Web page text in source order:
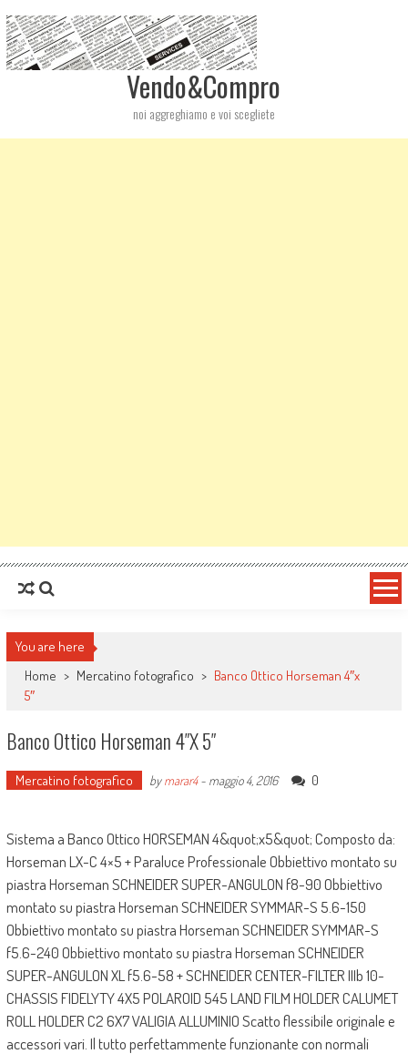
Vendo&Compro
noi aggreghiamo e voi scegliete
You are here
Home > Mercatino fotografico > Banco Ottico Horseman 4″x
5″
Banco Ottico Horseman 4″x 5″
Mercatino fotografico bymarar4- maggio 4, 2016 0
Sistema a Banco Ottico HORSEMAN 4&quot;x5&quot; Composto da:
Horseman LX-C 4×5 + Paraluce Professionale Obbiettivo montato su
piastra Horseman SCHNEIDER SUPER-ANGULON f8-90 Obbiettivo
montato su piastra Horseman SCHNEIDER SYMMAR-S 5.6-150
Obbiettivo montato su piastra Horseman SCHNEIDER SYMMAR-S
f5.6-240 Obbiettivo montato su piastra Horseman SCHNEIDER
SUPER-ANGULON XL f5.6-58 + SCHNEIDER CENTER-FILTER IIIb 10-
CHASSIS FIDELYTY 4X5 POLAROID 545 LAND FILM HOLDER CALUMET
ROLL HOLDER C2 6X7 VALIGIA ALLUMINIO Scatto flessibile originale e
accessori vari. Il tutto perfettammente funzionante con normali